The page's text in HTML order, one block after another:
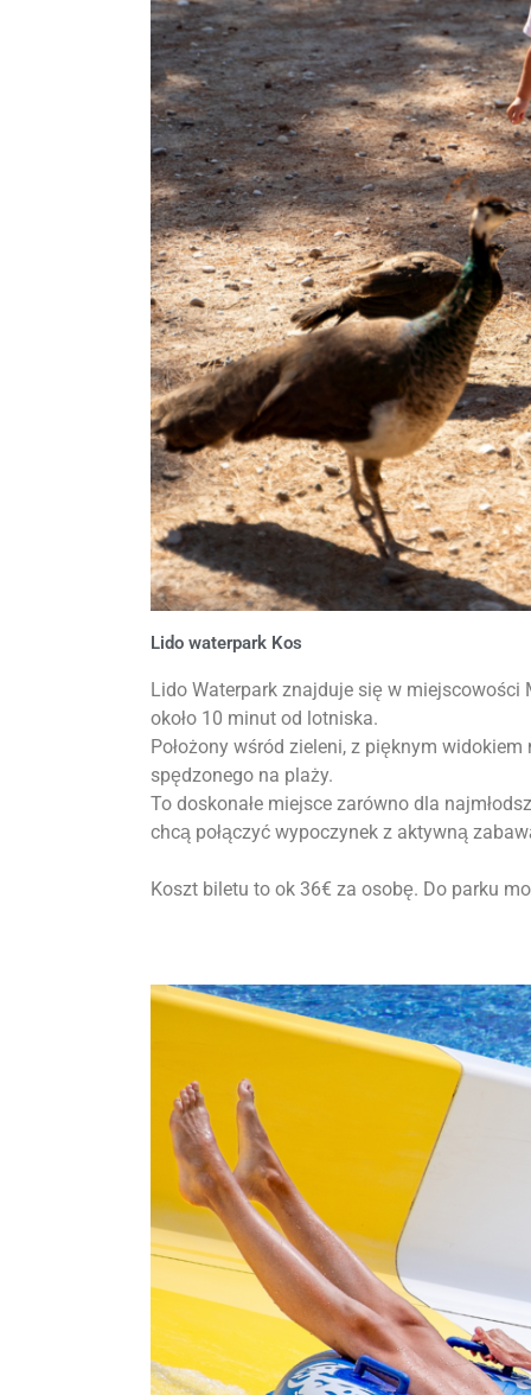
Lido waterpark Kos
Lido Waterpark znajduje się w
około 10 minut od lotniska.
Położony wśród zieleni, z pięknym
spędzonego na plaży.
To doskonałe miejsce zarówno dla
chcą połączyć wypoczynek z aktywną
Koszt biletu to ok 36€ za osobę. Do parku